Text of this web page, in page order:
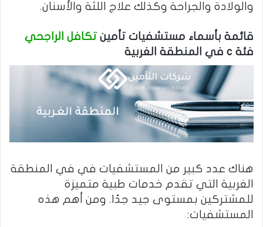
والولادة والجراحة وكذلك علاج اللثة والأسنان.
قائمة بأسماء مستشفيات تأمين تكافل الراجحي
فئة c في المنطقة الغربية
هناك عدد كبير من المستشفيات في في المنطقة
الغربية التي تقدم خدمات طبية متميزة
للمشتركين بمستوى جيد جدًا. ومن أهم هذه
المستشفيات: